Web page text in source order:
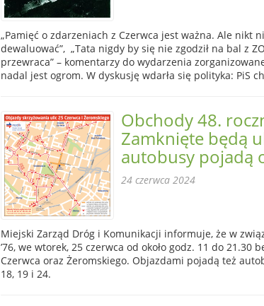
„Pamięć o zdarzeniach z Czerwca jest ważna. Ale nikt
dewaluować”, „Tata nigdy by się nie zgodził na bal z
przewraca” – komentarzy do wydarzenia
nadal jest ogrom. W dyskusję wdarła się polityka: PiS
Obchody 48.
Zamknięte będą
autobusy pojadą
24 czerwca 2024
Miejski Zarząd Dróg i Komunikacji informuje, że w
’76, we wtorek, 25 czerwca od około godz. 11 do 21.30
Czerwca oraz Żeromskiego. Objazdami pojadą też
18, 19 i 24.